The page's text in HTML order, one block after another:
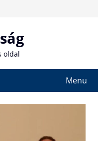
oldal
Menu